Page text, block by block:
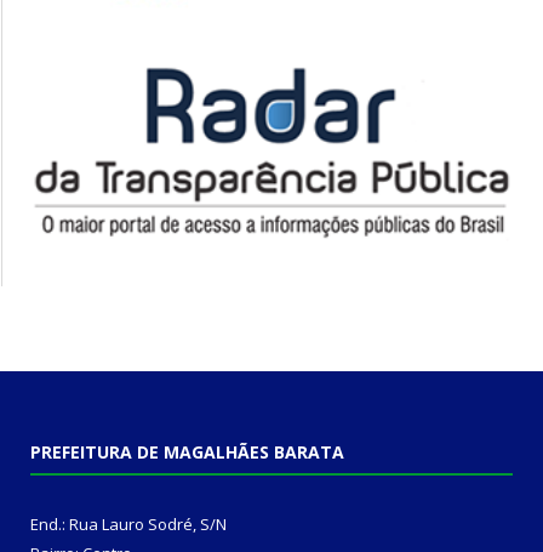
PREFEITURA DE MAGALHÃES BARATA
End.: Rua Lauro Sodré, S/N